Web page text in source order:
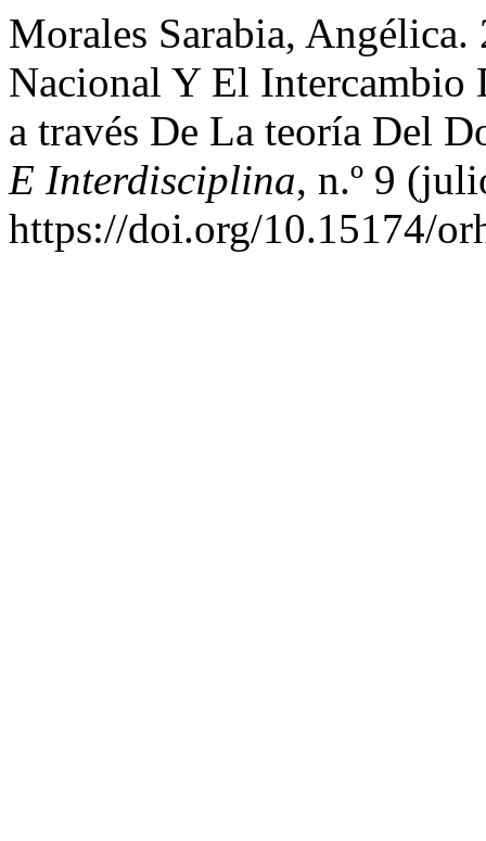
Morales Sarabia,
Nacional Y El Intercambio
a través De La teoría Del
E Interdisciplina, n.º 9
https://doi.org/10.15174/